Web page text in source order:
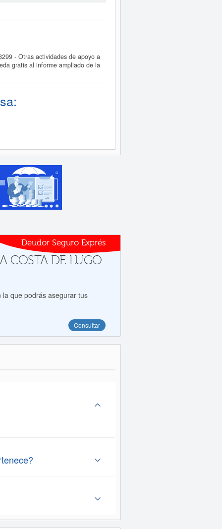
- Otras actividades de apoyo a
gratis al informe ampliado de la
Deudor Seguro Exprés
COSTA DE LUGO
que podrás asegurar tus
Consultar